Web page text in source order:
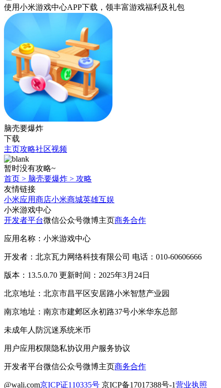
使用小米游戏中心APP下载 ，领丰富游戏福利 及礼包
脑壳要爆炸
下载
主页攻略社区视频
暂时没有攻略~
首页 > 脑壳要爆炸 > 攻略
友情链接
小米应用商店小米商城英雄互娱
小米游戏中心
开发者平台微信公众号微博主页商务合作
应用名称：小米游戏中心
开发者：北京瓦力网络科技有限公司 电话：010-60606666
版本：13.5.0.70 更新时间：2025年3月24日
北京地址：北京市昌平区安居路小米智慧产业园
南京地址：南京市建邺区永初路37号小米华东总部
未成年人防沉迷系统米币
用户应用权限隐私协议用户服务协议
开发者平台微信公众号微博主页商务合作
@wali.com京ICP证110335号 京ICP备17017388号-1营业执照